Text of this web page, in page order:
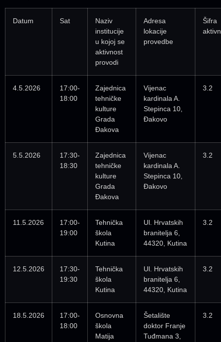
Datum Sat
Naziv
institucije
u kojoj se
aktivnost
provodi
Adresa
lokacije
provedbe
Šifra
4.5.2026
17:00-
18:00
Zajednica
tehničke
kulture
Grada
Đakova
Vijenac
kardinala A.
Stepinca 10,
Đakovo
3.2
5.5.2026
17:30-
18:30
Zajednica
tehničke
kulture
Grada
Đakova
Vijenac
kardinala A.
Stepinca 10,
Đakovo
3.2
11.5.2026
17:00-
19:00
Tehnička
škola
Kutina
Ul. Hrvatskih
branitelja 6,
44320, Kutina
3.2
12.5.2026
17:30-
19:30
Tehnička
škola
Kutina
Ul. Hrvatskih
branitelja 6,
44320, Kutina
3.2
18.5.2026
17:00-
18:00
Osnovna
škola
Matija
Šetalište
doktor Franje
Tuđmana 3,
3.2